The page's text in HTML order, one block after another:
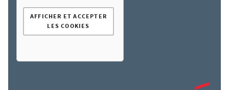
AFFICHER ET ACCEPTER
LES COOKIES